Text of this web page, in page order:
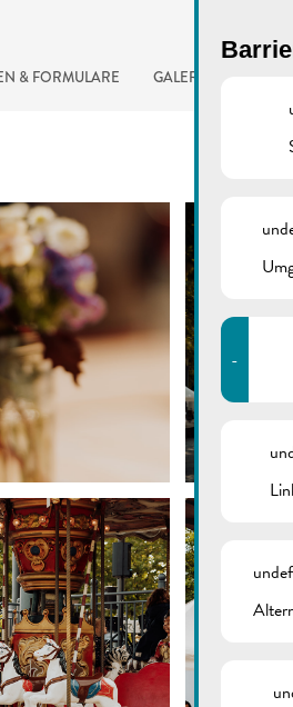
& FORMULARE GALERIE
automatisierte Suchmaschine
-